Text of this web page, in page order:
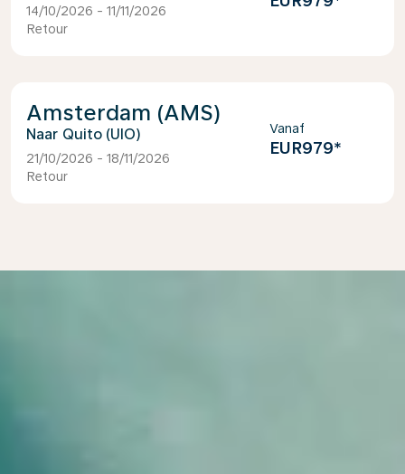
14/10/2026 - 11/11/2026
Retour
Amsterdam (AMS)
Quito (UIO)
21/10/2026 - 18/11/2026
Retour
Vanaf
EUR979*